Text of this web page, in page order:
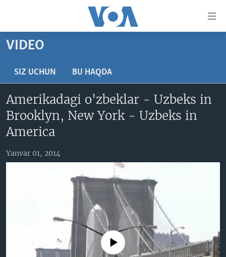
boring
Boshiga
Qidiruvga
AMERIKA
VATANDOSHLAR
AMERIKA MANZARALARI
XALQARO HAYOT
VASHINGTON CHOYXONASI
MOBIL-SALOM!
XABARLAR SURATLARDA
IJTIMOIY TARMOQLAR
INSTAGRAM
ODNOKLASSNIKI
TELEGRAM
INGLIZ TILI DARSLARI
Learning English
VIDEO
SIZ UCHUN BU HAQDA
Amerikadagi o'zbeklar - Uzbeks in
Brooklyn, New York - Uzbeks in
America
Yanvar 01, 2014
No media source currently available